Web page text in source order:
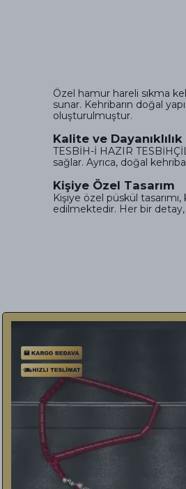
Özel hamur hareli sıkma
sunar. Kehribarın doğal
oluşturulmuştur.
Kalite ve Dayanıklılık
TESBİH-İ HAZIR
sağlar. Ayrıca, doğal
Kişiye Özel Tasarım
Kişiye özel püskül
edilmektedir. Her bir detay,